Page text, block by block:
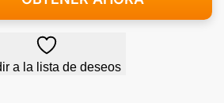
a la lista de deseos